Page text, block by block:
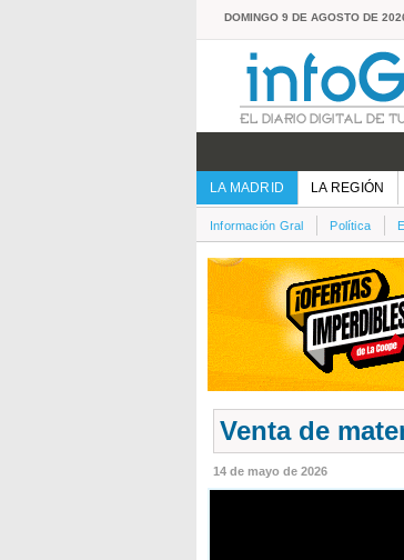
DOMINGO 9 DE AGOSTO DE
LA MADRID LA REGIÓN
Información Gral Política
Venta de
14 de mayo de 2026